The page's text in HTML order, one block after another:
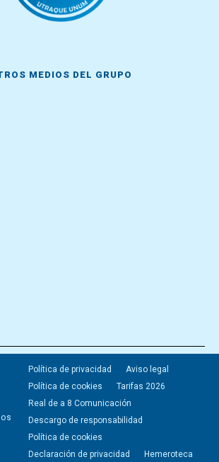
MEDIOS DEL GRUPO
Política de privacidad
Aviso legal
Política de cookies
Tarifas 2026
Real de a 8 Comunicación
Descargo de responsabilidad
Política de cookies
Declaración de privacidad
Hemeroteca